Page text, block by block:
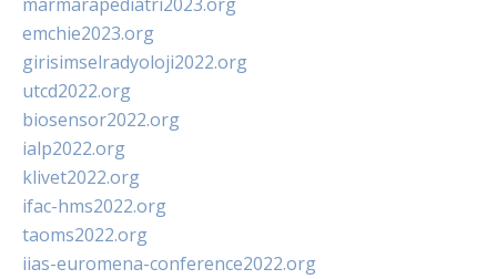
emchie2023.org
girisimselradyoloji2022.org
utcd2022.org
biosensor2022.org
ialp2022.org
klivet2022.org
ifac-hms2022.org
taoms2022.org
iias-euromena-conference2022.org